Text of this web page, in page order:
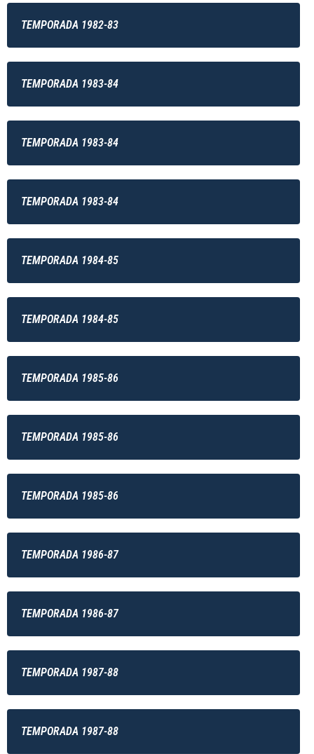
TEMPORADA 1982-83
TEMPORADA 1983-84
TEMPORADA 1983-84
TEMPORADA 1983-84
TEMPORADA 1984-85
TEMPORADA 1984-85
TEMPORADA 1985-86
TEMPORADA 1985-86
TEMPORADA 1985-86
TEMPORADA 1986-87
TEMPORADA 1986-87
TEMPORADA 1987-88
TEMPORADA 1987-88